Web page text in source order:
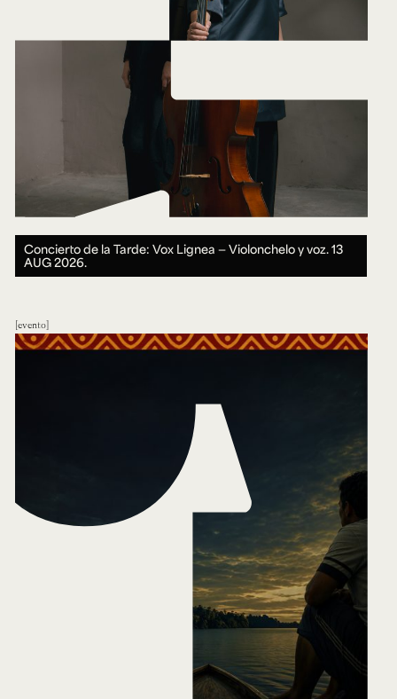
Concierto de la Tarde: Vox Lignea — Violonchelo y voz.13
AUG 2026.
evento